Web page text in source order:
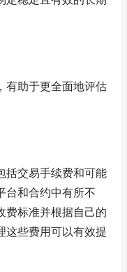
有助于更全面地评估
括交易手续费和可能
台和合约中有所不
费标准并根据自己的
这些费用可以有效提